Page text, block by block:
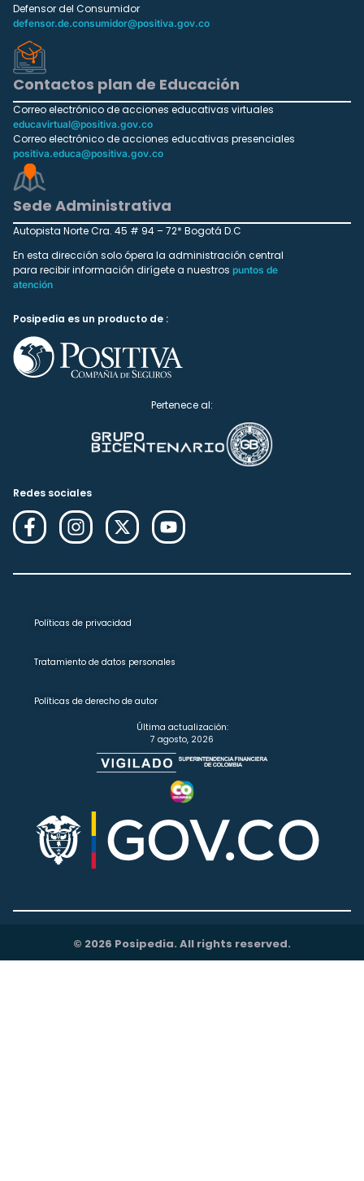
Defensor del Consumidor
defensor.de.consumidor@positiva.gov.co
Contactos plan de Educación
Correo electrónico de acciones educativas virtuales
educavirtual@positiva.gov.co
Correo electrónico de acciones educativas presenciales
positiva.educa@positiva.gov.co
Sede Administrativa
Autopista Norte Cra. 45 # 94 – 72* Bogotá D.C
En esta dirección solo ópera la administración central
para recibir información dirígete a nuestros puntos de
atención
Posipedia es un producto de :
Pertenece al:
Redes sociales
Políticas de privacidad
Tratamiento de datos personales
Políticas de derecho de autor
Última actualización:
7 agosto, 2026
© 2026 Posipedia. All rights reserved.